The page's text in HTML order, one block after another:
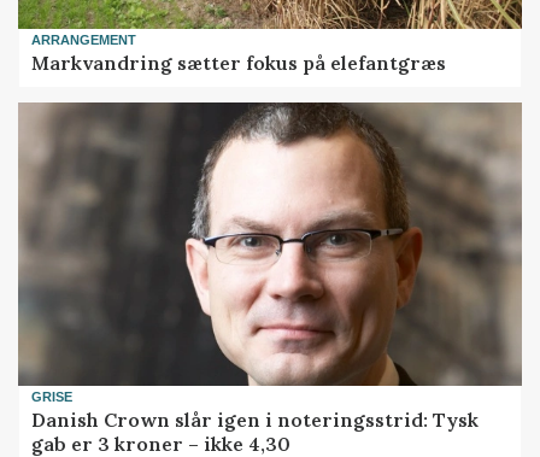
ARRANGEMENT
Markvandring sætter fokus på elefantgræs
GRISE
Danish Crown slår igen i noteringsstrid: Tysk
gab er 3 kroner – ikke 4,30